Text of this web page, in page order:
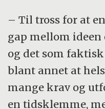
– Til tross for at
gap mellom
og det som
blant annet at
mange krav og
en tidsklemme,